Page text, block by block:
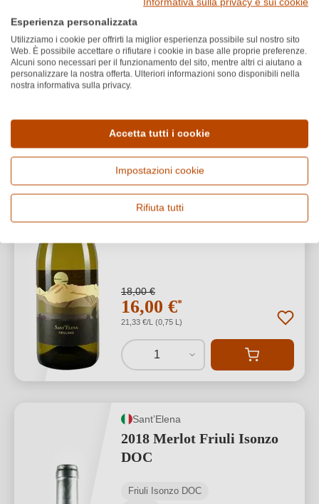
11% SCONTO
DOC BIO
Friuli Isonzo DOC
Friulano
Secco / Dry
18,00 €
16,00 €*
21,33 €/L (0,75 L)
1
Sant’Elena
2018 Merlot Friuli Isonzo
DOC
Friuli Isonzo DOC
Informativa sulla privacy e sui cookie
Esperienza personalizzata
Utilizziamo i cookie per offrirti la miglior esperienza possibile sul nostro sito
Web. È possibile accettare o rifiutare i cookie in base alle proprie preferenze.
Alcuni sono necessari per il funzionamento del sito, mentre altri ci aiutano a
personalizzare la nostra offerta. Ulteriori informazioni sono disponibili nella
nostra informativa sulla privacy.
Accetta tutti i cookie
Impostazioni cookie
Rifiuta tutti